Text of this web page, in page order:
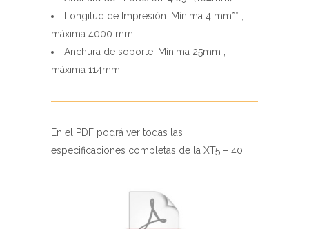
especificaciones completas de la XT5 – 40